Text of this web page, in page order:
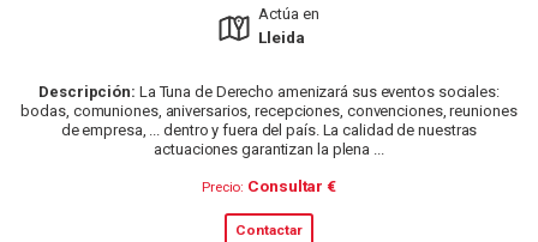
Actúa en
Lleida
Descripción: La Tuna de Derecho amenizará sus eventos sociales:
bodas, comuniones, aniversarios, recepciones, convenciones, reuniones
de empresa, ... dentro y fuera del país. La calidad de nuestras
actuaciones garantizan la plena ...
Precio: Consultar €
Contactar